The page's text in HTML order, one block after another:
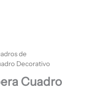
de
Decorativo
Cuadro